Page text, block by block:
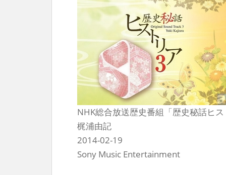
NHK総合放送歴史番組「歴史秘話ヒ
梶浦由記
2014-02-19
Sony Music Entertainment